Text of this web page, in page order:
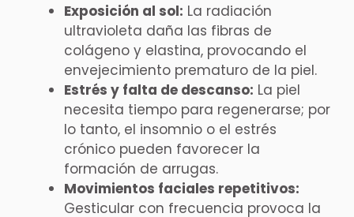
Exposición al sol: La radiación
ultravioleta daña las fibras de
colágeno y elastina, provocando el
envejecimiento prematuro de la piel.
Estrés y falta de descanso: La piel
necesita tiempo para regenerarse; por
lo tanto, el insomnio o el estrés
crónico pueden favorecer la
formación de arrugas.
Movimientos faciales repetitivos:
Gesticular con frecuencia provoca la